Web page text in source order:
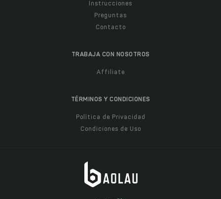
Instrucciones
Preguntas
Contacto
TRABAJA CON NOSOTROS
Affiliate
TÉRMINOS Y CONDICIONES
Política de Privacidad
Condiciones de Uso